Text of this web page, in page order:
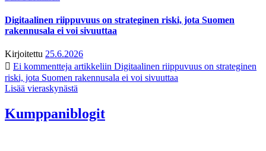
Digitaalinen riippuvuus on strateginen riski, jota Suomen
rakennusala ei voi sivuuttaa
Kirjoitettu 25.6.2026
Ei kommentteja artikkeliin Digitaalinen riippuvuus on strateginen
riski, jota Suomen rakennusala ei voi sivuuttaa
Lisää vieraskynästä
Kumppaniblogit